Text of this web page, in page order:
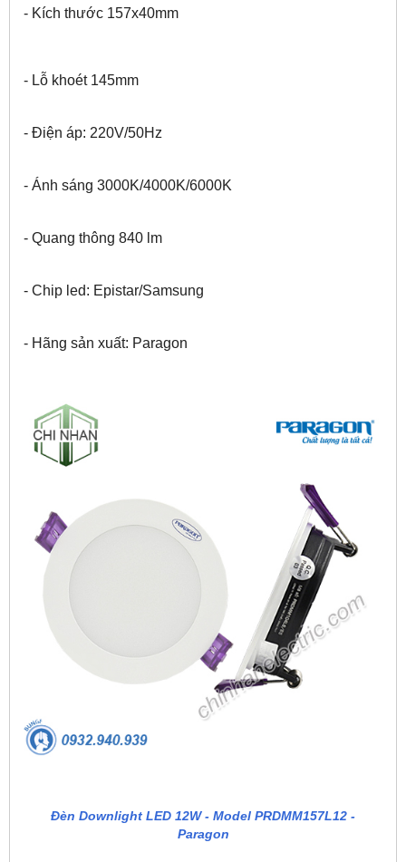
- Kích thước 157x40mm
- Lỗ khoét 145mm
- Điện áp: 220V/50Hz
- Ánh sáng 3000K/4000K/6000K
- Quang thông 840 lm
- Chip led: Epistar/Samsung
- Hãng sản xuất: Paragon
Đèn Downlight LED 12W - Model PRDMM157L12 -
Paragon